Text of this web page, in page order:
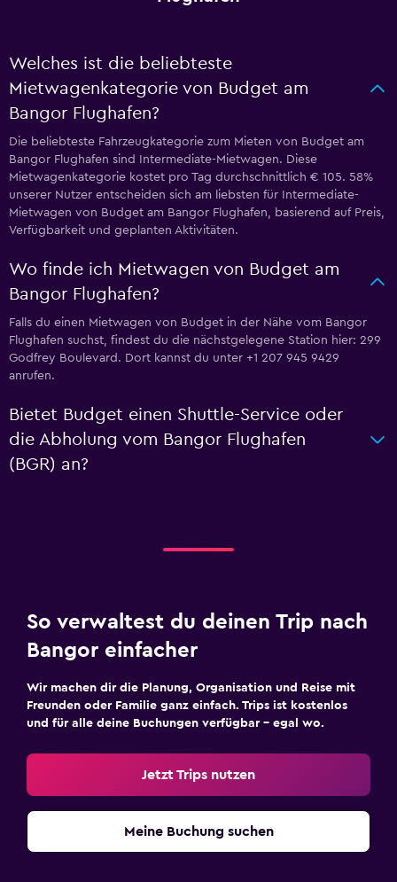
Welches ist die beliebteste
Mietwagenkategorie von Budget am
Bangor Flughafen?
Die beliebteste Fahrzeugkategorie zum Mieten von Budget am
Bangor Flughafen sind Intermediate-Mietwagen. Diese
Mietwagenkategorie kostet pro Tag durchschnittlich € 105. 58%
unserer Nutzer entscheiden sich am liebsten für Intermediate-
Mietwagen von Budget am Bangor Flughafen, basierend auf Preis,
Verfügbarkeit und geplanten Aktivitäten.
Wo finde ich Mietwagen von Budget am
Bangor Flughafen?
Falls du einen Mietwagen von Budget in der Nähe vom Bangor
Flughafen suchst, findest du die nächstgelegene Station hier: 299
Godfrey Boulevard. Dort kannst du unter +1 207 945 9429
anrufen.
Bietet Budget einen Shuttle-Service oder
die Abholung vom Bangor Flughafen
(BGR) an?
So verwaltest du deinen Trip nach
Bangor einfacher
Wir machen dir die Planung, Organisation und Reise mit
Freunden oder Familie ganz einfach. Trips ist kostenlos
und für alle deine Buchungen verfügbar – egal wo.
Jetzt Trips nutzen
Meine Buchung suchen